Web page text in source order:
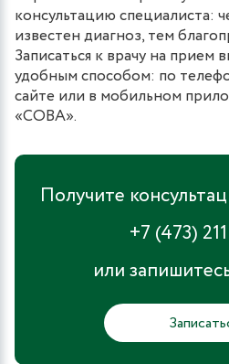
консультацию специалиста:
известен диагноз, тем
Записаться к врачу на
удобным способом: по
сайте или в мобильном
«СОВА».
Получите
+7 (473)
или